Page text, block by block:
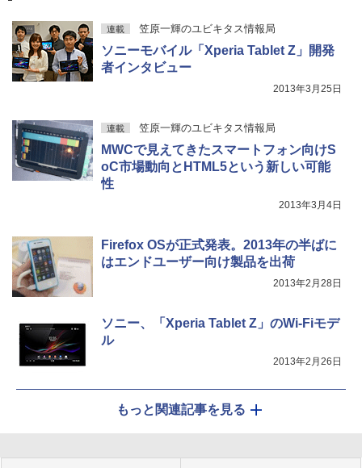
連載 笠原一輝のユビキタス情報局
ソニーモバイル「Xperia Tablet Z」開発
者インタビュー
2013年3月25日
連載 笠原一輝のユビキタス情報局
MWCで見えてきたスマートフォン向けS
oC市場動向とHTML5という新しい可能
性
2013年3月4日
Firefox OSが正式発表。2013年の半ばに
はエンドユーザー向け製品を出荷
2013年2月28日
ソニー、「Xperia Tablet Z」のWi-Fiモデ
ル
2013年2月26日
もっと関連記事を見る